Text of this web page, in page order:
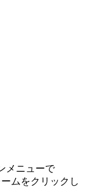
メニューで
ムをクリックし